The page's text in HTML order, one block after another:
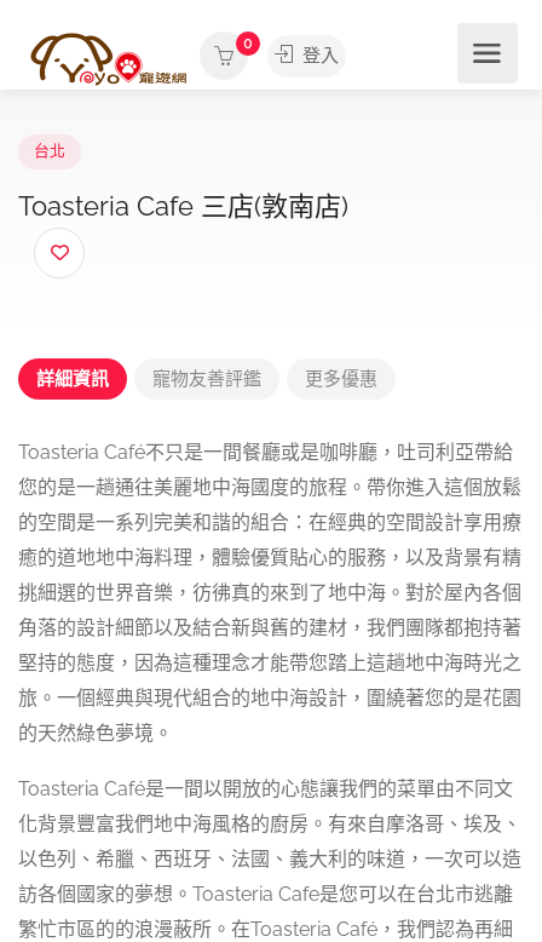
0
登入
台北
Toasteria Cafe 三店(敦南店)
詳細資訊 寵物友善評鑑 更多優惠
Toasteria Café不只是一間餐廳或是咖啡廳，吐司利亞帶給
您的是一趟通往美麗地中海國度的旅程。帶你進入這個放鬆
的空間是一系列完美和諧的組合：在經典的空間設計享用療
癒的道地地中海料理，體驗優質貼心的服務，以及背景有精
挑細選的世界音樂，彷彿真的來到了地中海。對於屋內各個
角落的設計細節以及結合新與舊的建材，我們團隊都抱持著
堅持的態度，因為這種理念才能帶您踏上這趟地中海時光之
旅。一個經典與現代組合的地中海設計，圍繞著您的是花園
的天然綠色夢境。
Toasteria Café是一間以開放的心態讓我們的菜單由不同文
化背景豐富我們地中海風格的廚房。有來自摩洛哥、埃及、
以色列、希臘、西班牙、法國、義大利的味道，一次可以造
訪各個國家的夢想。Toasteria Cafe是您可以在台北市逃離
繁忙市區的的浪漫蔽所。在Toasteria Café，我們認為再細